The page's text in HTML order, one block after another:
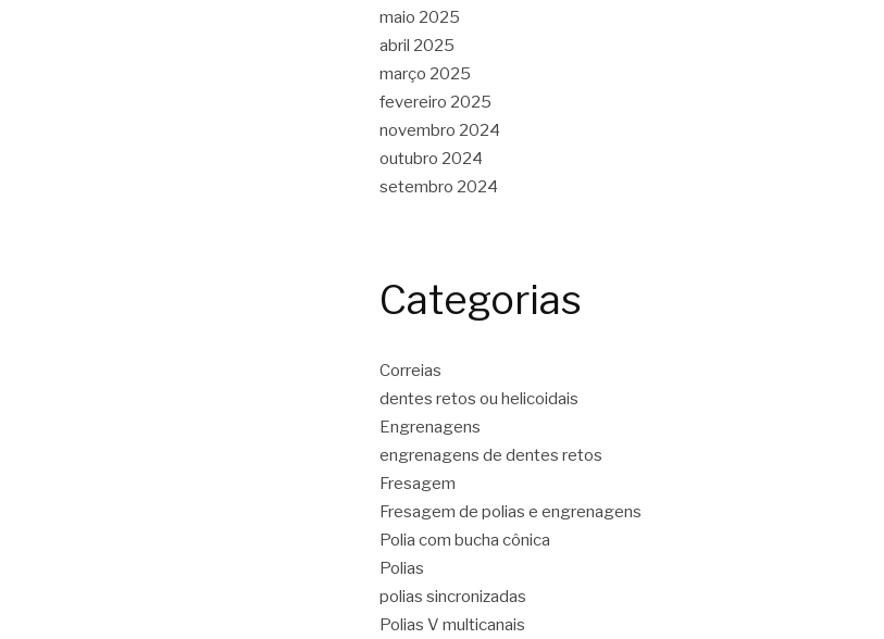
maio 2025
abril 2025
março 2025
fevereiro 2025
novembro 2024
outubro 2024
setembro 2024
Categorias
Correias
dentes retos ou helicoidais
Engrenagens
engrenagens de dentes retos
Fresagem
Fresagem de polias e engrenagens
Polia com bucha cônica
Polias
polias sincronizadas
Polias V multicanais